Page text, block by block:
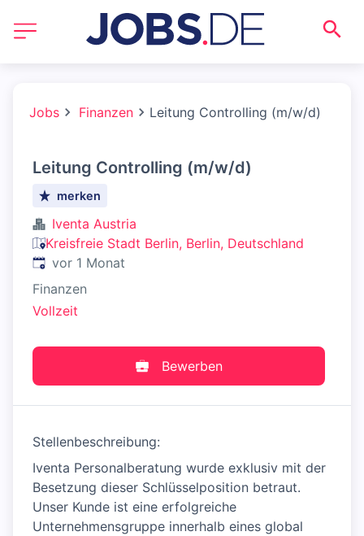
Jobs Finanzen Leitung Controlling (m/w/d)
Leitung Controlling (m/w/d)
merken
Iventa Austria
Kreisfreie Stadt Berlin, Berlin, Deutschland
Veröffentlicht:
vor 1 Monat
Finanzen
Vollzeit
Bewerben
Stellenbeschreibung:
Iventa Personalberatung wurde exklusiv mit der
Besetzung dieser Schlüsselposition betraut.
Unser Kunde ist eine erfolgreiche
Unternehmensgruppe innerhalb eines global